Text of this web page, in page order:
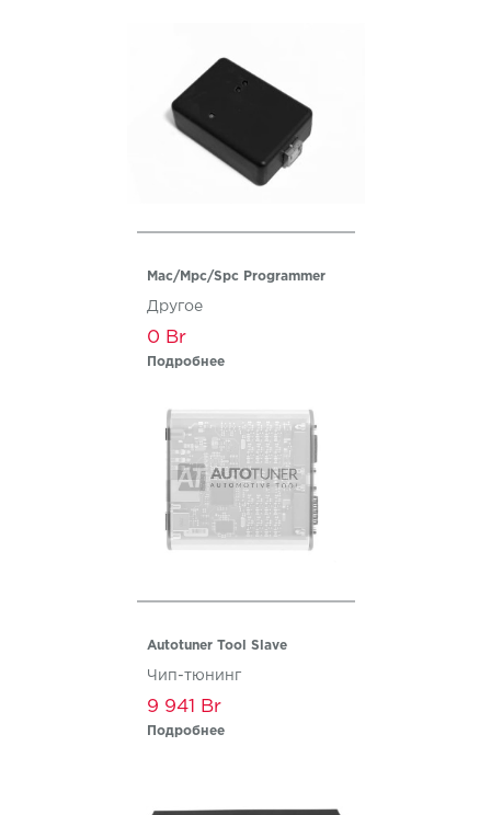
Mac/Mpc/Spc Programmer
Другое
0
Подробнее
Autotuner Tool Slave
Чип-тюнинг
9 941
Подробнее